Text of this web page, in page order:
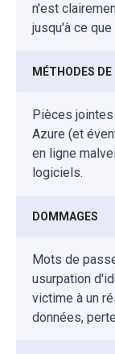
n'est
jusqu'à ce
MÉTHODES
Pièces
Azure (et
en ligne
logiciels.
DOMMAGES
Mots de
usurpation
victime à un
données,